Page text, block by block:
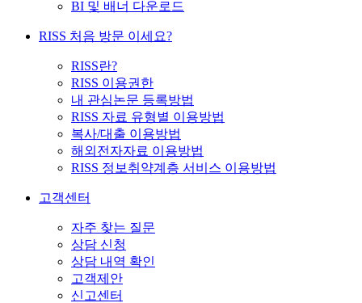
BI 및 배너 다운로드
RISS 처음 방문 이세요?
RISS란?
RISS 이용권한
내 관심논문 등록방법
RISS 자료 유형별 이용방법
복사/대출 이용방법
해외전자자료 이용방법
RISS 정보취약계층 서비스 이용방법
고객센터
자주 찾는 질문
상담 신청
상담 내역 확인
고객제안
신고센터